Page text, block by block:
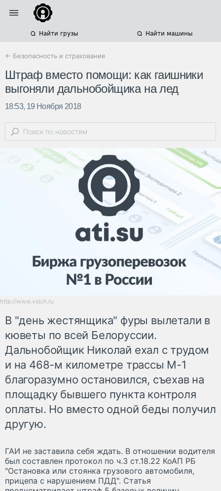
Найти грузы Найти машины
← Безопасность и страхование
Штраф вместо помощи: как гаишники
выгоняли дальнобойщика на лед
18:53, 19 Ноября 2018
http://www.vsluh.ru
В "день жестянщика" фуры вылетали в
кюветы по всей Белоруссии.
Дальнобойщик Николай ехал с трудом
и на 468-м километре трассы М-1
благоразумно остановился, съехав на
площадку бывшего пункта контроля
оплаты. Но вместо одной беды получил
другую.
ГАИ не заставила себя ждать. В отношении водителя
был составлен протокол по ч.3 ст.18.22 КоАП РБ
"Остановка или стоянка грузового автомобиля,
прицепа с нарушением ПДД". Статья